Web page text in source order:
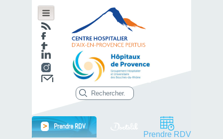
> Prendre RDV
Prendre RDV